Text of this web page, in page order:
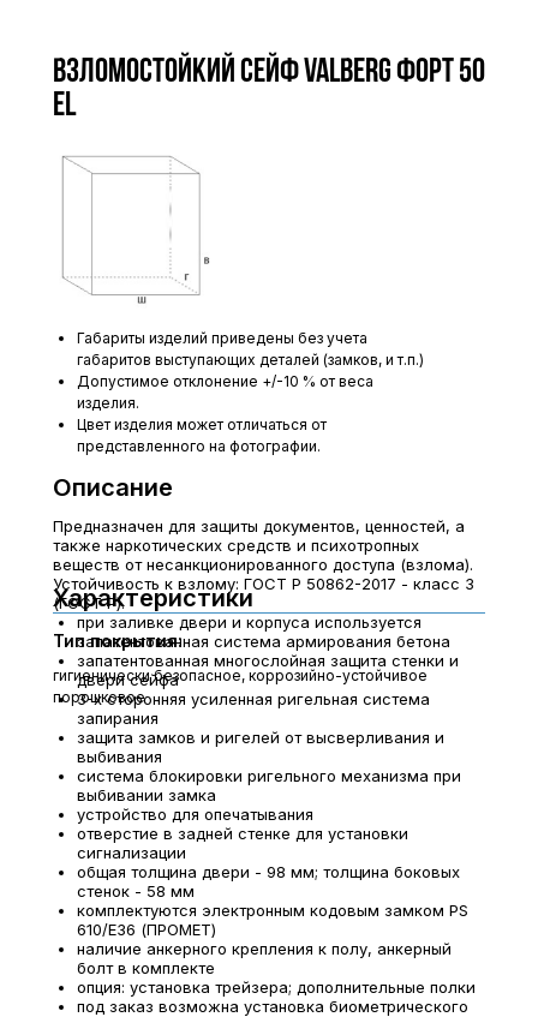
Взломостойкий сейф VALBERG ФОРТ 50
EL
Описание
Предназначен для защиты документов, ценностей, а
также наркотических средств и психотропных
веществ от несанкционированного доступа (взлома).
Устойчивость к взлому: ГОСТ Р 50862-2017 - класс 3
(ГОСТ Р).
при заливке двери и корпуса используется
запатентованная система армирования бетона
запатентованная многослойная защита стенки и
двери сейфа
3-х сторонняя усиленная ригельная система
запирания
защита замков и ригелей от высверливания и
выбивания
система блокировки ригельного механизма при
выбивании замка
устройство для опечатывания
отверстие в задней стенке для установки
сигнализации
общая толщина двери - 98 мм; толщина боковых
стенок - 58 мм
комплектуются электронным кодовым замком PS
610/E36 (ПРОМЕТ)
наличие анкерного крепления к полу, анкерный
болт в комплекте
опция: установка трейзера; дополнительные полки
под заказ возможна установка биометрического
Габариты изделий приведены без учета
габаритов выступающих деталей (замков, и т.п.)
Допустимое отклонение +/-10 % от веса
изделия.
Цвет изделия может отличаться от
представленного на фотографии.
Характеристики
гигиенически безопасное, коррозийно-устойчивое
порошковое
Тип покрытия: